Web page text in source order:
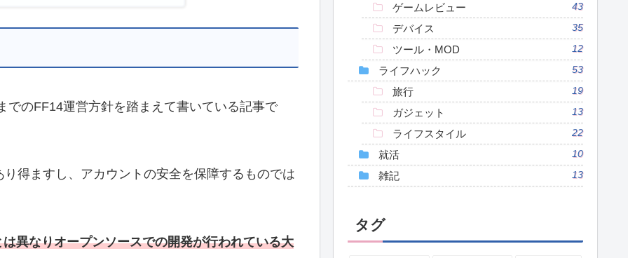
のFF14運営方針を踏まえて書いている記事で
得ますし、アカウントの安全を保障するものでは
異なりオープンソースでの開発が行われている大
ゲームレビュー 43
デバイス 35
ツール・MOD 12
ライフハック 53
旅行 19
ガジェット 13
ライフスタイル 22
就活 10
雑記 13
タグ